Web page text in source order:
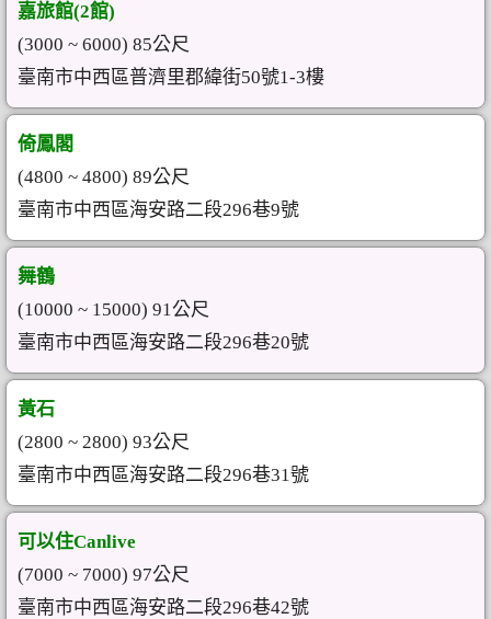
嘉旅館(2館)
(3000 ~ 6000) 85公尺
臺南市中西區普濟里郡緯街50號1-3樓
倚鳳閣
(4800 ~ 4800) 89公尺
臺南市中西區海安路二段296巷9號
舞鶴
(10000 ~ 15000) 91公尺
臺南市中西區海安路二段296巷20號
黃石
(2800 ~ 2800) 93公尺
臺南市中西區海安路二段296巷31號
可以住Canlive
(7000 ~ 7000) 97公尺
臺南市中西區海安路二段296巷42號